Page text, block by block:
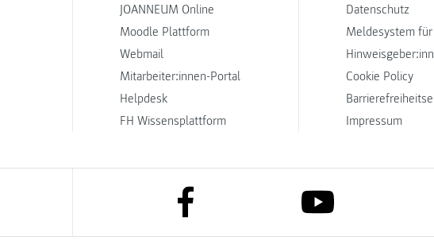
JOANNEUM Online
Moodle Plattform
Webmail
Mitarbeiter:innen-Portal
Helpdesk
FH Wissensplattform
Datenschutz
Meldesystem für
Cookie Policy
Impressum
link to facebook link to youtube